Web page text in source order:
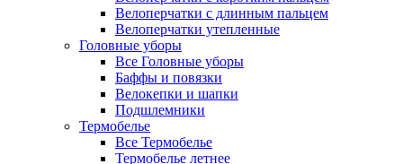
Велоперчатки с длинным пальцем
Велоперчатки утепленные
Головные уборы
Все Головные уборы
Баффы и повязки
Велокепки и шапки
Подшлемники
Термобелье
Все Термобелье
Термобелье летнее